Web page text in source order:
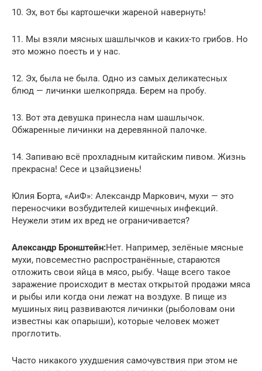
10. Эх, вот бы картошечки жареной навернуть!
11. Мы взяли мясных шашлычков и каких-то грибов. Но
это можно поесть и у нас.
12. Эх, была не была. Одно из самых деликатесных
блюд — личинки шелкопряда. Берем на пробу.
13. Вот эта девушка принесла нам шашлычок.
Обжаренные личинки на деревянной палочке.
14. Запиваю всё прохладным китайским пивом. Жизнь
прекрасна! Сесе и цзайцзиень!
Юлия Борта, «АиФ»: Александр Маркович, мухи — это
переносчики возбудителей кишечных инфекций.
Неужели этим их вред не ограничивается?
Александр Бронштейн:Нет. Например, зелёные мясные
мухи, повсеместно распространённые, стараются
отложить свои яйца в мясо, рыбу. Чаще всего такое
заражение происходит в местах открытой продажи мяса
и рыбы или когда они лежат на воздухе. В пище из
мушиных яиц развиваются личинки (рыболовам они
известны как опарыши), которые человек может
проглотить.
Часто никакого ухудшения самочувствия при этом не